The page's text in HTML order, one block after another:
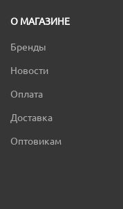
О МАГАЗИНЕ
Бренды
Новости
Оплата
Доставка
Оптовикам